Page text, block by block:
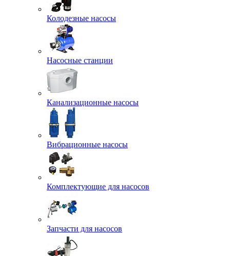
Колодезные насосы
Насосные станции
Канализационные насосы
Вибрационные насосы
Комплектующие для насосов
Запчасти для насосов